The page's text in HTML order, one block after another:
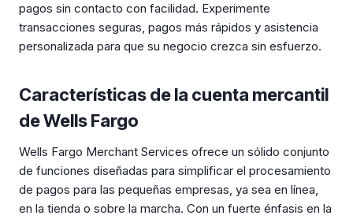
pagos sin contacto con facilidad. Experimente
transacciones seguras, pagos más rápidos y asistencia
personalizada para que su negocio crezca sin esfuerzo.
Características de la cuenta mercantil
de Wells Fargo
Wells Fargo Merchant Services ofrece un sólido conjunto
de funciones diseñadas para simplificar el procesamiento
de pagos para las pequeñas empresas, ya sea en línea,
en la tienda o sobre la marcha. Con un fuerte énfasis en la